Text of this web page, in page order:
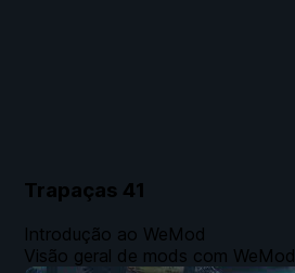
Trapaças 41
Introdução ao WeMod
Visão geral de mods com WeMod